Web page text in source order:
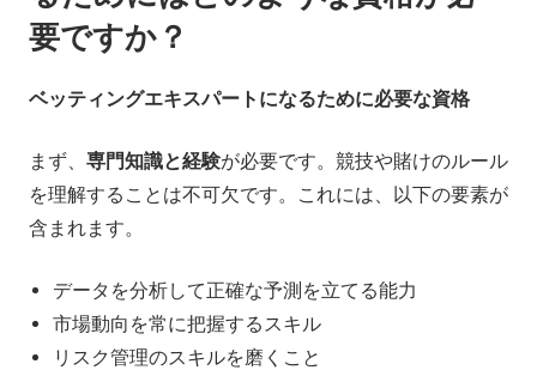
要ですか？
ベッティングエキスパートになるために必要な資格
まず、 専門知識と経験が必要です。競技や賭けのルール
を理解することは不可欠です。これには、以下の要素が
含まれます。
データを分析して正確な予測を立てる能力
市場動向を常に把握するスキル
リスク管理のスキルを磨くこと